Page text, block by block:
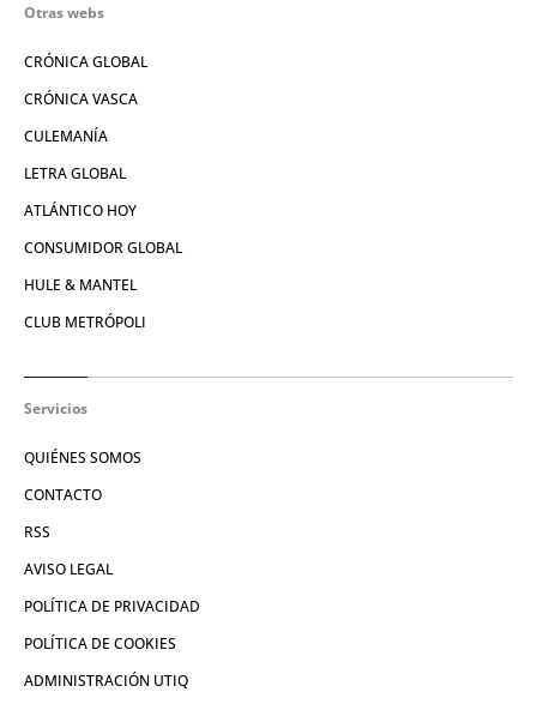
Otras webs
CRÓNICA GLOBAL
CRÓNICA VASCA
CULEMANÍA
LETRA GLOBAL
ATLÁNTICO HOY
CONSUMIDOR GLOBAL
HULE & MANTEL
CLUB METRÓPOLI
Servicios
QUIÉNES SOMOS
CONTACTO
RSS
AVISO LEGAL
POLÍTICA DE PRIVACIDAD
POLÍTICA DE COOKIES
ADMINISTRACIÓN UTIQ